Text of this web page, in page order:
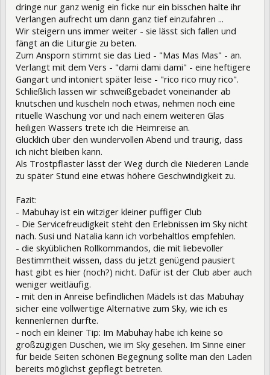
dringe nur ganz wenig ein ficke nur ein bisschen halte ihr
Verlangen aufrecht um dann ganz tief einzufahren ...
Wir steigern uns immer weiter - sie lässt sich fallen und
fängt an die Liturgie zu beten.
Zum Ansporn stimmt sie das Lied - "Mas Mas Mas" - an.
Verlangt mit dem Vers - "dami dami dami" - eine heftigere
Gangart und intoniert später leise - "rico rico muy rico".
Schließlich lassen wir schweißgebadet voneinander ab
knutschen und kuscheln noch etwas, nehmen noch eine
rituelle Waschung vor und nach einem weiteren Glas
heiligen Wassers trete ich die Heimreise an.
Glücklich über den wundervollen Abend und traurig, dass
ich nicht bleiben kann.
Als Trostpflaster lässt der Weg durch die Niederen Lande
zu später Stund eine etwas höhere Geschwindigkeit zu.
Fazit:
- Mabuhay ist ein witziger kleiner puffiger Club
- Die Servicefreudigkeit steht den Erlebnissen im Sky nicht
nach. Susi und Natalia kann ich vorbehaltlos empfehlen.
- die skyüblichen Rollkommandos, die mit liebevoller
Bestimmtheit wissen, dass du jetzt genügend pausiert
hast gibt es hier (noch?) nicht. Dafür ist der Club aber auch
weniger weitläufig.
- mit den in Anreise befindlichen Mädels ist das Mabuhay
sicher eine vollwertige Alternative zum Sky, wie ich es
kennenlernen durfte.
- noch ein kleiner Tip: Im Mabuhay habe ich keine so
großzügigen Duschen, wie im Sky gesehen. Im Sinne einer
für beide Seiten schönen Begegnung sollte man den Laden
bereits möglichst gepflegt betreten.